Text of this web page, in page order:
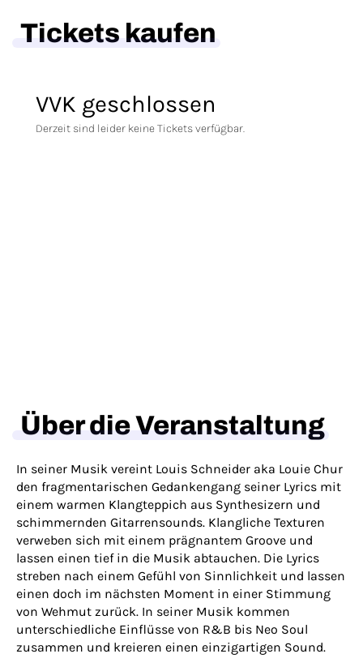
Tickets kaufen
VVK geschlossen
Derzeit sind leider keine Tickets verfügbar.
Über die Veranstaltung
In seiner Musik vereint Louis Schneider aka Louie Chur
den fragmentarischen Gedankengang seiner Lyrics mit
einem warmen Klangteppich aus Synthesizern und
schimmernden Gitarrensounds. Klangliche Texturen
verweben sich mit einem prägnantem Groove und
lassen einen tief in die Musik abtauchen. Die Lyrics
streben nach einem Gefühl von Sinnlichkeit und lassen
einen doch im nächsten Moment in einer Stimmung
von Wehmut zurück. In seiner Musik kommen
unterschiedliche Einflüsse von R&B bis Neo Soul
zusammen und kreieren einen einzigartigen Sound.